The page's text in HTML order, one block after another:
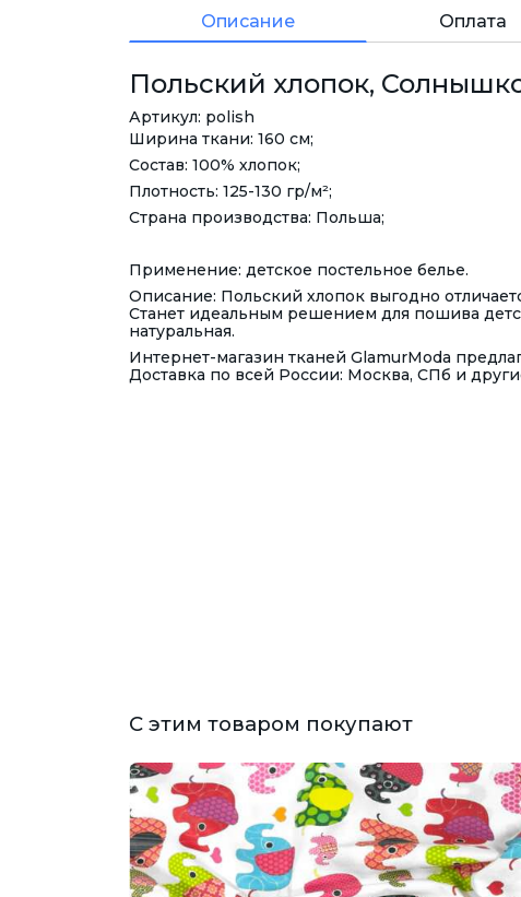
Описание Оплата
Польский хлопок,
Артикул: polish
Ширина ткани: 160 см;
Состав: 100% хлопок;
Плотность: 125-130 гр/м²;
Страна производства: Польша;
Применение: детское постельное белье.
Описание: Польский хлопок выгодно
Станет идеальным решением для пошива
натуральная.
Интернет-магазин тканей GlamurModa
Доставка по всей России: Москва, СПб и
С этим товаром покупают